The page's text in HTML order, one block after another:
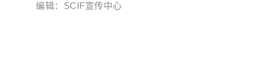
编辑：SCIF宣传中心